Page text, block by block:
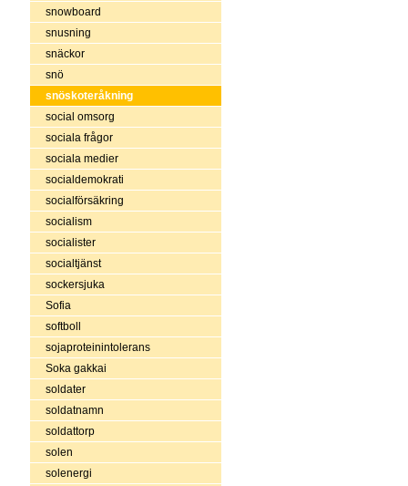
snowboard
snusning
snäckor
snö
snöskoteråkning
social omsorg
sociala frågor
sociala medier
socialdemokrati
socialförsäkring
socialism
socialister
socialtjänst
sockersjuka
Sofia
softboll
sojaproteinintolerans
Soka gakkai
soldater
soldatnamn
soldattorp
solen
solenergi